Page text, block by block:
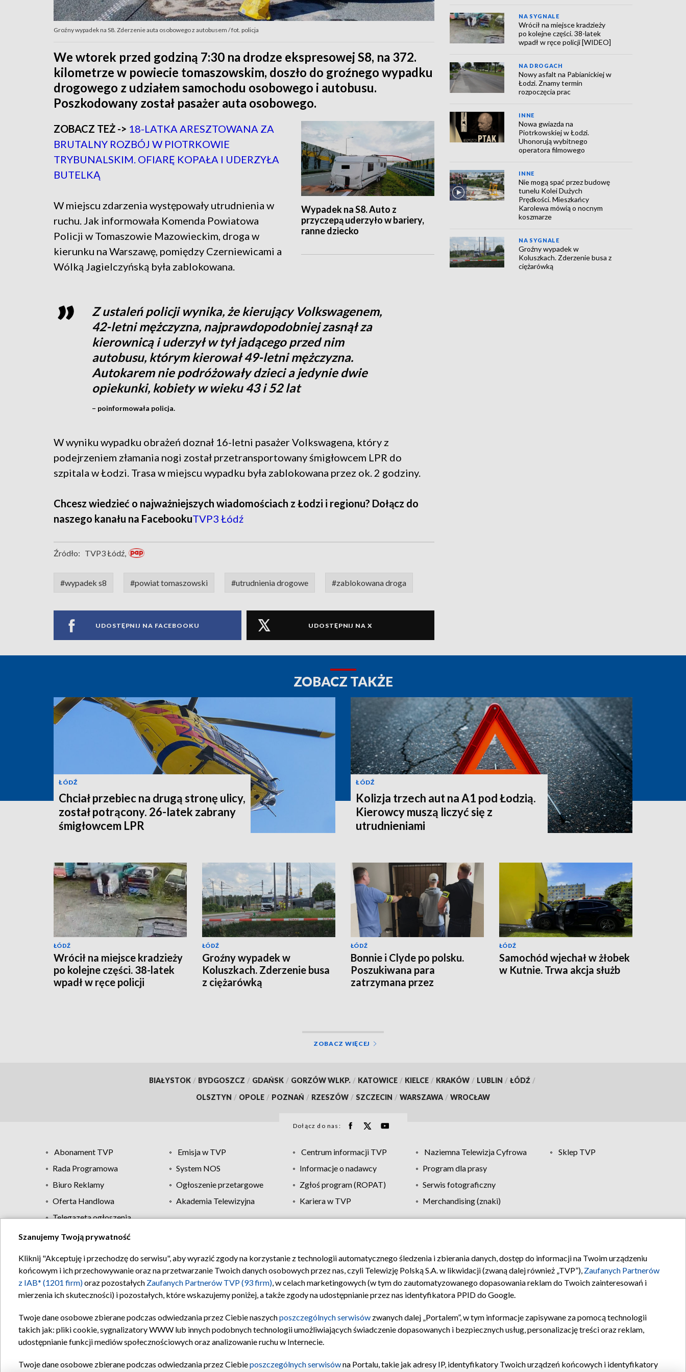
Groźny wypadek na S8. Zderzenie auta osobowego z autobusem / fot. policja
We wtorek przed godziną 7:30 na drodze ekspresowej S8, na 372.
kilometrze w powiecie tomaszowskim, doszło do groźnego wypadku
drogowego z udziałem samochodu osobowego i autobusu.
Poszkodowany został pasażer auta osobowego.
Wypadek na S8. Auto z
przyczepą uderzyło w bariery,
ranne dziecko
ZOBACZ TEŻ -> 18-LATKA ARESZTOWANA ZA
BRUTALNY ROZBÓJ W PIOTRKOWIE
TRYBUNALSKIM. OFIARĘ KOPAŁA I UDERZYŁA
BUTELKĄ
W miejscu zdarzenia występowały utrudnienia w
ruchu. Jak informowała Komenda Powiatowa
Policji w Tomaszowie Mazowieckim, droga w
kierunku na Warszawę, pomiędzy Czerniewicami a
Wólką Jagielczyńską była zablokowana.
Z ustaleń policji wynika, że kierujący Volkswagenem,
42-letni mężczyzna, najprawdopodobniej zasnął za
kierownicą i uderzył w tył jadącego przed nim
autobusu, którym kierował 49-letni mężczyzna.
Autokarem nie podróżowały dzieci a jedynie dwie
opiekunki, kobiety w wieku 43 i 52 lat
– poinformowała policja.
W wyniku wypadku obrażeń doznał 16-letni pasażer Volkswagena, który z
podejrzeniem złamania nogi został przetransportowany śmigłowcem LPR do
szpitala w Łodzi. Trasa w miejscu wypadku była zablokowana przez ok. 2 godziny.
Chcesz wiedzieć o najważniejszych wiadomościach z Łodzi i regionu? Dołącz do
naszego kanału na FacebookuTVP3 Łódź
Źródło: TVP3 Łódź,
#wypadek s8 #powiat tomaszowski #utrudnienia drogowe #zablokowana droga
UDOSTĘPNIJ NA FACEBOOKU UDOSTĘPNIJ NA X
NA SYGNALE
Wrócił na miejsce kradzieży
po kolejne części. 38-latek
wpadł w ręce policji [WIDEO]
NA DROGACH
Nowy asfalt na Pabianickiej w
Łodzi. Znamy termin
rozpoczęcia prac
INNE
Nowa gwiazda na
Piotrkowskiej w Łodzi.
Uhonorują wybitnego
operatora filmowego
INNE
Nie mogą spać przez budowę
tunelu Kolei Dużych
Prędkości. Mieszkańcy
Karolewa mówią o nocnym
koszmarze
NA SYGNALE
Groźny wypadek w
Koluszkach. Zderzenie busa z
ciężarówką
ZOBACZ TAKŻE
ŁÓDŹ
Chciał przebiec na drugą stronę ulicy,
został potrącony. 26-latek zabrany
śmigłowcem LPR
ŁÓDŹ
Kolizja trzech aut na A1 pod Łodzią.
Kierowcy muszą liczyć się z
utrudnieniami
ŁÓDŹ
Wrócił na miejsce kradzieży
po kolejne części. 38-latek
wpadł w ręce policji
ŁÓDŹ
Groźny wypadek w
Koluszkach. Zderzenie busa
z ciężarówką
ŁÓDŹ
Bonnie i Clyde po polsku.
Poszukiwana para
zatrzymana przez
ŁÓDŹ
Samochód wjechał w żłobek
w Kutnie. Trwa akcja służb
ZOBACZ WIĘCEJ
BIAŁYSTOK / BYDGOSZCZ / GDAŃSK / GORZÓW WLKP. / KATOWICE / KIELCE / KRAKÓW / LUBLIN / ŁÓDŹ /
OLSZTYN / OPOLE / POZNAŃ / RZESZÓW / SZCZECIN / WARSZAWA / WROCŁAW
Dołącz do nas:
Abonament TVP Emisja w TVP Centrum informacji TVP Naziemna Telewizja Cyfrowa
Sklep TVP
Rada Programowa
System NOS Informacje o nadawcy
Program dla prasy
Biuro Reklamy
Ogłoszenie przetargowe Zgłoś program (ROPAT)
Serwis fotograficzny
Oferta Handlowa
Akademia Telewizyjna Kariera w TVP
Merchandising (znaki)
Telegazeta ogłoszenia
Regulamin TVP Polityka prywatności Moje zgody Pomoc Biuro reklamy Kontakt
Szanujemy Twoją prywatność
Kliknij "Akceptuję i przechodzę do serwisu", aby wyrazić zgody na korzystanie z technologii automatycznego śledzenia i zbierania danych, dostęp do informacji na Twoim urządzeniu
końcowym i ich przechowywanie oraz na przetwarzanie Twoich danych osobowych przez nas, czyli Telewizję Polską S.A. w likwidacji (zwaną dalej również „TVP”), Zaufanych Partnerów
z IAB* (1201 firm)oraz pozostałych Zaufanych Partnerów TVP (93 firm), w celach marketingowych (w tym do zautomatyzowanego dopasowania reklam do Twoich zainteresowań i
mierzenia ich skuteczności) i pozostałych, które wskazujemy poniżej, a także zgody na udostępnianie przez nas identyfikatora PPID do Google.
Twoje dane osobowe zbierane podczas odwiedzania przez Ciebie naszychposzczególnych serwisów zwanych dalej „Portalem”, w tym informacje zapisywane za pomocą technologii
takich jak: pliki cookie, sygnalizatory WWW lub innych podobnych technologii umożliwiających świadczenie dopasowanych i bezpiecznych usług, personalizację treści oraz reklam,
udostępnianie funkcji mediów społecznościowych oraz analizowanie ruchu w Internecie.
Twoje dane osobowe zbierane podczas odwiedzania przez Ciebieposzczególnych serwisówna Portalu, takie jak adresy IP, identyfikatory Twoich urządzeń końcowych i identyfikatory